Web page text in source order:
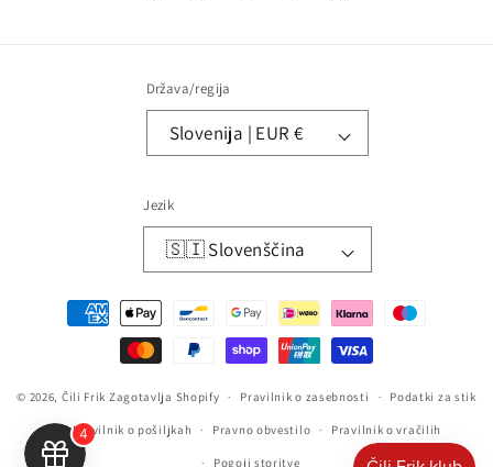
Država/regija
Slovenija | EUR €
Jezik
🇸🇮 Slovenščina
Načini
plačila
© 2026, Čili Frik Zagotavlja Shopify Pravilnik o zasebnosti Podatki za stik
Pravilnik o pošiljkah Pravno obvestilo Pravilnik o vračilih
Pogoji storitve